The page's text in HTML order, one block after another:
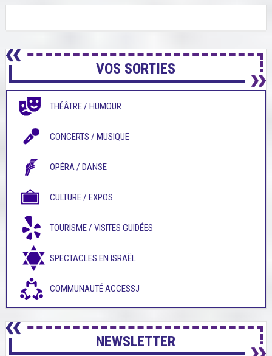
VOS SORTIES
THÉÂTRE / HUMOUR
CONCERTS / MUSIQUE
OPÉRA / DANSE
CULTURE / EXPOS
TOURISME / VISITES GUIDÉES
SPECTACLES EN ISRAËL
COMMUNAUTÉ ACCESSJ
NEWSLETTER